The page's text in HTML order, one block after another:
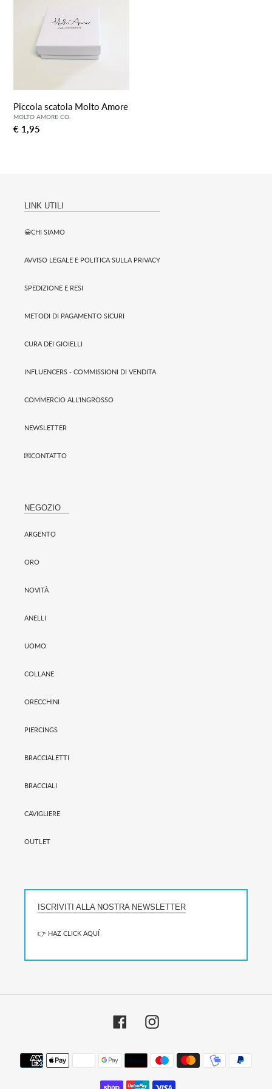
e
:
Amore
Piccola scatola Molto Amore
Prezzo
€ 1,95
LINK UTILI
😀CHI SIAMO
AVVISO LEGALE E POLITICA SULLA PRIVACY
SPEDIZIONE E RESI
METODI DI PAGAMENTO SICURI
CURA DEI GIOIELLI
INFLUENCERS - COMMISSIONI DI VENDITA
COMMERCIO ALL'INGROSSO
NEWSLETTER
💌CONTATTO
NEGOZIO
ARGENTO
ORO
NOVITÀ
ANELLI
UOMO
COLLANE
ORECCHINI
PIERCINGS
BRACCIALETTI
BRACCIALI
CAVIGLIERE
OUTLET
ISCRIVITI ALLA NOSTRA NEWSLETTER
👉 HAZ CLICK AQUÍ
FacebookInstagram
Metodi
di
pagamento